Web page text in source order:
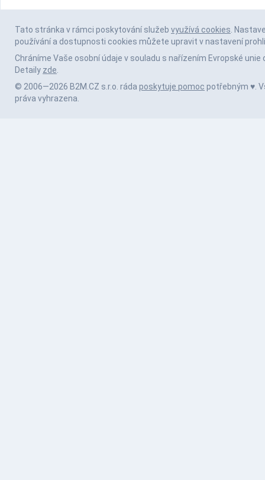
Tato stránka v rámci poskytování služeb využívá cookies.
používání a dostupnosti cookies můžete upravit v nastavení
Chráníme Vaše osobní údaje v souladu s nařízením Evropské unie
Detaily zde.
© 2006—2026 B2M.CZ s.r.o. ráda poskytuje pomoc potřebným ♥️.
práva vyhrazena.